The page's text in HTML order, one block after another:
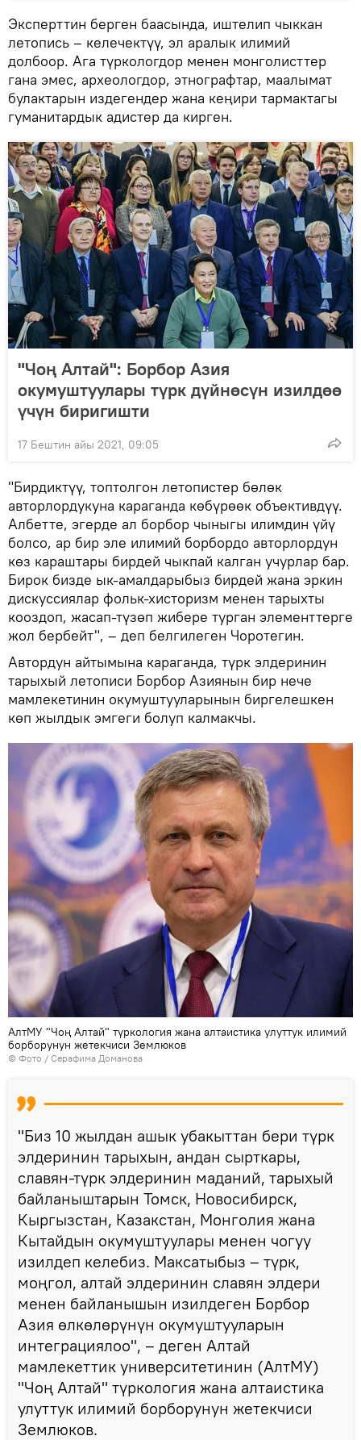
Эксперттин берген баасында, иштелип чыккан
летопись – келечектүү, эл аралык илимий
долбоор. Ага түркологдор менен монголисттер
гана эмес, археологдор, этнографтар, маалымат
булактарын издегендер жана кеңири тармактагы
гуманитардык адистер да кирген.
"Чоң Алтай": Борбор Азия
окумуштуулары түрк дүйнөсүн изилдөө
үчүн биригишти
17 Бештин айы 2021, 09:05
"Бирдиктүү, топтолгон летопистер бөлөк
авторлордукуна караганда көбүрөөк объективдүү.
Албетте, эгерде ал борбор чыныгы илимдин үйү
болсо, ар бир эле илимий борбордо авторлордун
көз караштары бирдей чыкпай калган учурлар бар.
Бирок бизде ык-амалдарыбыз бирдей жана эркин
дискуссиялар фольк-хисторизм менен тарыхты
кооздоп, жасап-түзөп жибере турган элементтерге
жол бербейт", – деп белгилеген Чоротегин.
Автордун айтымына караганда, түрк элдеринин
тарыхый летописи Борбор Азиянын бир нече
мамлекетинин окумуштууларынын биргелешкен
көп жылдык эмгеги болуп калмакчы.
АлтМУ "Чоң Алтай" түркология жана алтаистика улуттук илимий
борборунун жетекчиси Землюков
© Фото / Серафима Доманова
"Биз 10 жылдан ашык убакыттан бери түрк
элдеринин тарыхын, андан сырткары,
славян-түрк элдеринин маданий, тарыхый
байланыштарын Томск, Новосибирск,
Кыргызстан, Казакстан, Монголия жана
Кытайдын окумуштуулары менен чогуу
изилдеп келебиз. Максатыбыз – түрк,
моңгол, алтай элдеринин славян элдери
менен байланышын изилдеген Борбор
Азия өлкөлөрүнүн окумуштууларын
интеграциялоо", – деген Алтай
мамлекеттик университетинин (АлтМУ)
"Чоң Алтай" түркология жана алтаистика
улуттук илимий борборунун жетекчиси
Землюков.